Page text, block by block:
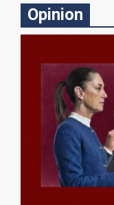
Opinion